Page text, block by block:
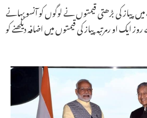
پیاز کی بڑھتی قیمتوں نے لوگوں کو آنسو بہانے
ایک او رمرتبہ پیاز کی قیمتوں میں اضافہ دیکھنے کو